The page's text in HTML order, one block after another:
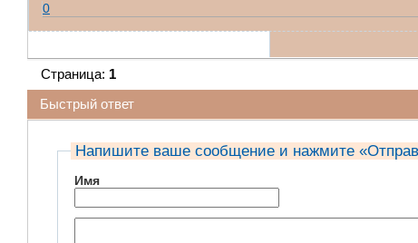
0
Страница: 1
Быстрый ответ
Напишите ваше сообщение и нажмите
Имя